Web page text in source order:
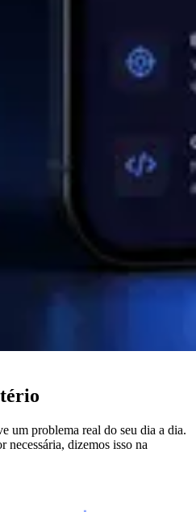
um problema real do seu dia a dia.
necessária, dizemos isso na